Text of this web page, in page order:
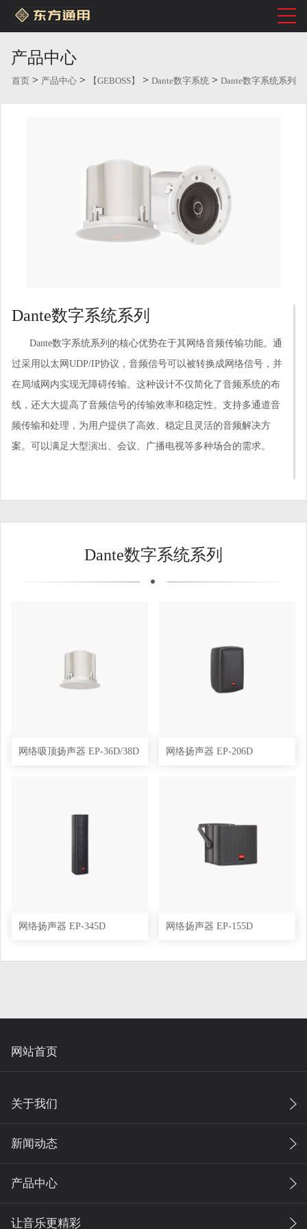
产品中心
首页 > 产品中心 > 【GEBOSS】 > Dante数字系统 > Dante数字系统系列
Dante数字系统系列
Dante数字系统系列的核心优势在于其网络音频传输功能。通
过采用以太网UDP/IP协议，音频信号可以被转换成网络信号，并
在局域网内实现无障碍传输。这种设计不仅简化了音频系统的布
线，还大大提高了音频信号的传输效率和稳定性。支持多通道音
频传输和处理，为用户提供了高效、稳定且灵活的音频解决方
案。可以满足大型演出、会议、广播电视等多种场合的需求。
Dante数字系统系列
网络吸顶扬声器 EP-36D/38D 网络扬声器 EP-206D
网络扬声器 EP-345D 网络扬声器 EP-155D
网站首页
关于我们
新闻动态
产品中心
让音乐更精彩